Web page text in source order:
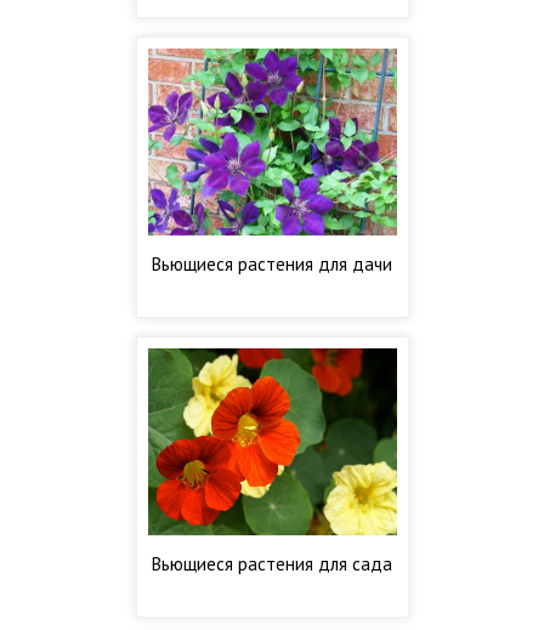
Вьющиеся растения для дачи
Вьющиеся растения для сада